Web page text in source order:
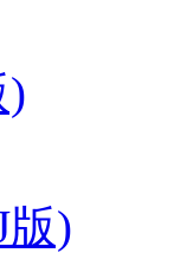
)
版)